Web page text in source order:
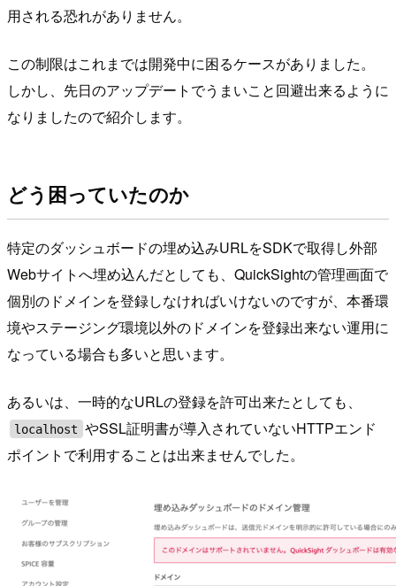
用される恐れがありません。
この制限はこれまでは開発中に困るケースがありました。
しかし、先日のアップデートでうまいこと回避出来るように
なりましたので紹介します。
どう困っていたのか
特定のダッシュボードの埋め込みURLをSDKで取得し外部
Webサイトへ埋め込んだとしても、QuickSightの管理画面で
個別のドメインを登録しなければいけないのですが、本番環
境やステージング環境以外のドメインを登録出来ない運用に
なっている場合も多いと思います。
あるいは、一時的なURLの登録を許可出来たとしても、
localhost やSSL証明書が導入されていないHTTPエンド
ポイントで利用することは出来ませんでした。